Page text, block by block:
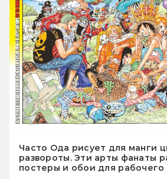
Часто Ода рисует для манги
развороты. Эти арты фанаты
постеры и обои для рабочего